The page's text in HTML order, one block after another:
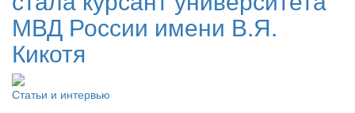
МВД России имени В.Я.
Кикотя
Статьи и интервью